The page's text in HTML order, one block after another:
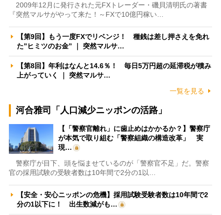
2009年12月に発行された元FXトレーダー・磯貝清明氏の著書
『突然マルサがやって来た！～FXで10億円稼い…
【第9回】もう一度FXでリベンジ！ 種銭は差し押さえを免れ
た”ヒミツのお金” ｜ 突然マルサ…
【第8回】年利はなんと14.6％！ 毎日5万円超の延滞税が積み
上がっていく ｜ 突然マルサ…
一覧を見る
河合雅司「人口減少ニッポンの活路」
【「警察官離れ」に歯止めはかかるか？】警察庁
が本気で取り組む「警察組織の構造改革」 実
現…
警察庁が目下、頭を悩ませているのが「警察官不足」だ。警察
官の採用試験の受験者数は10年間で2分の1以…
【安全・安心ニッポンの危機】採用試験受験者数は10年間で2
分の1以下に！ 出生数減がも…